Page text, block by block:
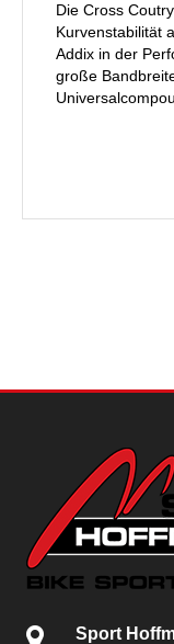
Die Cross
Kurvenstabilität
Addix in der
große
Sport